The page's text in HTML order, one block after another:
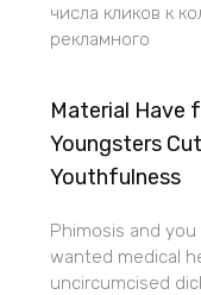
числа кликов к
рекламного
Material Have
Youngsters
Youthfulness
Phimosis and
wanted medical
uncircumcised